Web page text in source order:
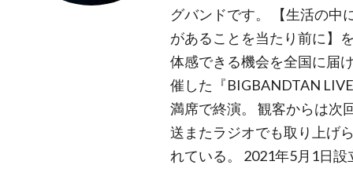
グバンドです。 【生活の中
があることを当たり前に】
体感できる機会を全国に届
催した『BIGBANDTAN
満席で終演。 観客からは次
送またラジオでも取り上げ
れている。 2021年5月1日設